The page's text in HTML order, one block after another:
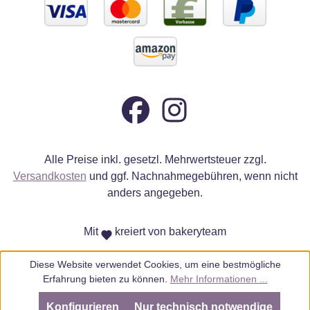
Alle Preise inkl. gesetzl. Mehrwertsteuer zzgl.
Versandkosten und ggf. Nachnahmegebühren, wenn nicht
anders angegeben.
Mit kreiert von bakeryteam
Diese Website verwendet Cookies, um eine bestmögliche
Erfahrung bieten zu können. Mehr Informationen ...
Nur technisch notwendige
Konfigurieren